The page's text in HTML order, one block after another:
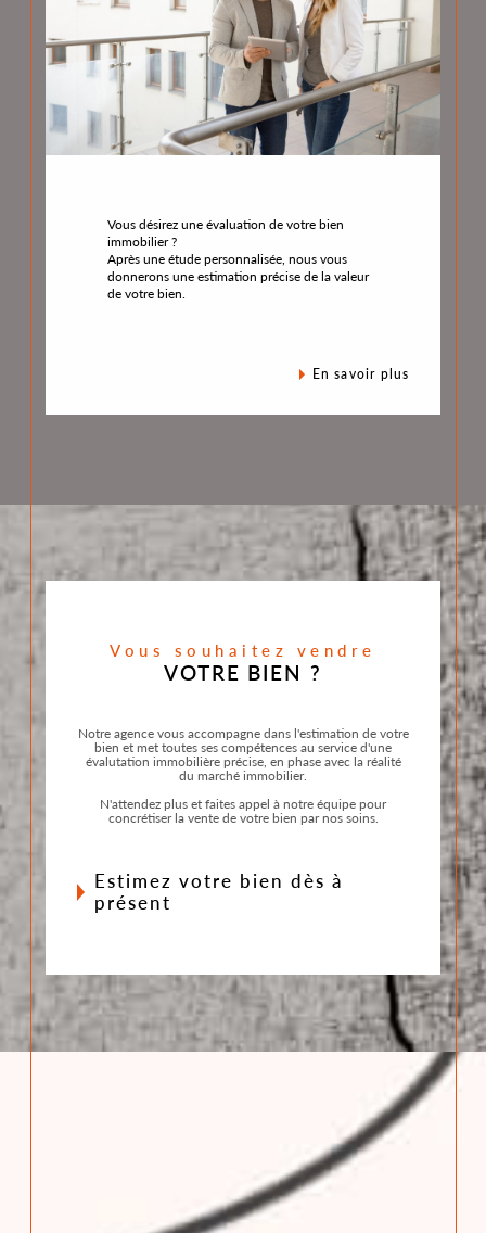
Vous désirez une évaluation de votre bien
immobilier ?
Après une étude personnalisée, nous vous
donnerons une estimation précise de la valeur
de votre bien.
en savoir plus
Vous souhaitez vendre
VOTRE BIEN ?
Notre agence vous accompagne dans l'estimation de votre
bien et met toutes ses compétences au service d'une
évalutation immobilière précise, en phase avec la réalité
du marché immobilier.
N'attendez plus et faites appel à notre équipe pour
concrétiser la vente de votre bien par nos soins.
estimez votre bien dès à
présent